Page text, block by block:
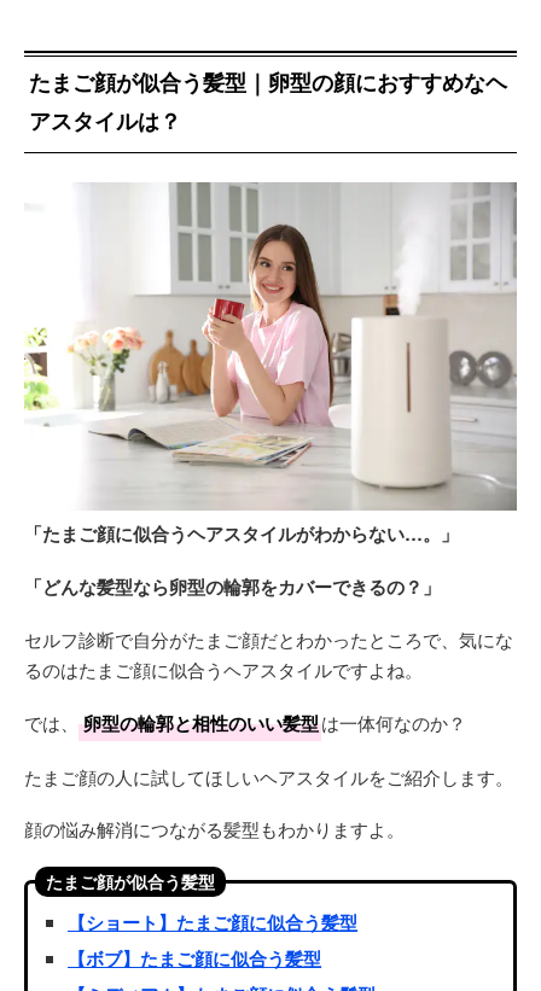
たまご顔が似合う髪型｜卵型の顔におすすめなヘ
アスタイルは？
「たまご顔に似合うヘアスタイルがわからない…。」
「どんな髪型なら卵型の輪郭をカバーできるの？」
セルフ診断で自分がたまご顔だとわかったところで、気にな
るのはたまご顔に似合うヘアスタイルですよね。
では、 卵型の輪郭と相性のいい髪型は一体何なのか？
たまご顔の人に試してほしいヘアスタイルをご紹介します。
顔の悩み解消につながる髪型もわかりますよ。
たまご顔が似合う髪型
【ショート】たまご顔に似合う髪型
【ボブ】たまご顔に似合う髪型